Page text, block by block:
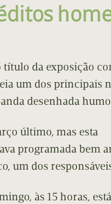
título da exposição
um dos principais
desenhada
último, mas esta
programada bem
um dos
às 15 horas,